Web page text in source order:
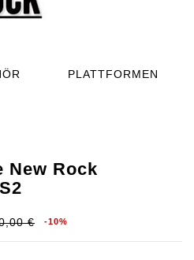
PLATTFORMEN
New Rock
€ -10%